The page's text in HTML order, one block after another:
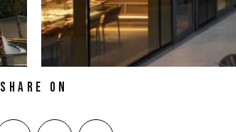
Share on